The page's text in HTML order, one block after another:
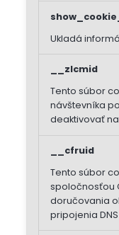
Ukladá
__zlcmid
Tento súbor
návštevníka
deaktivovať
__cfruid
Tento súbor
spoločnosťou
doručovania
pripojenia